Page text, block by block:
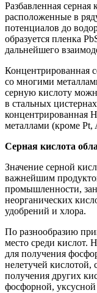
Разбавленная серная
расположенные в
потенциалов до
образуется пленка
дальнейшего
Концентрированная
со многими
серную кислоту
в стальных
концентрированная
металлами (кроме Pt,
Серная кислота
Значение серной
важнейшим
промышленности,
неорганических
удобрений и хлора.
По разнообразию
место среди кислот.
для получения
нелетучей кислотой,
получения других
фосфорной, уксусной